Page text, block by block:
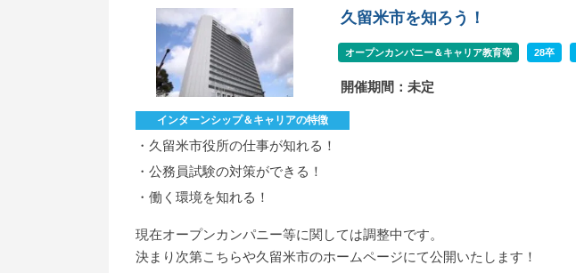
久留米市を知ろう！
オープンカンパニー＆キャリア教育等 28卒
開催期間：未定
インターンシップ＆キャリアの特徴
・久留米市役所の仕事が知れる！
・公務員試験の対策ができる！
・働く環境を知れる！
現在オープンカンパニー等に関しては調整中です。
決まり次第こちらや久留米市のホームページにて公開いたします！